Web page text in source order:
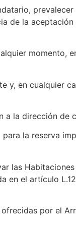
de la
momento,
y, en cualquier
a la dirección
la reserva
las
en el artículo
por el